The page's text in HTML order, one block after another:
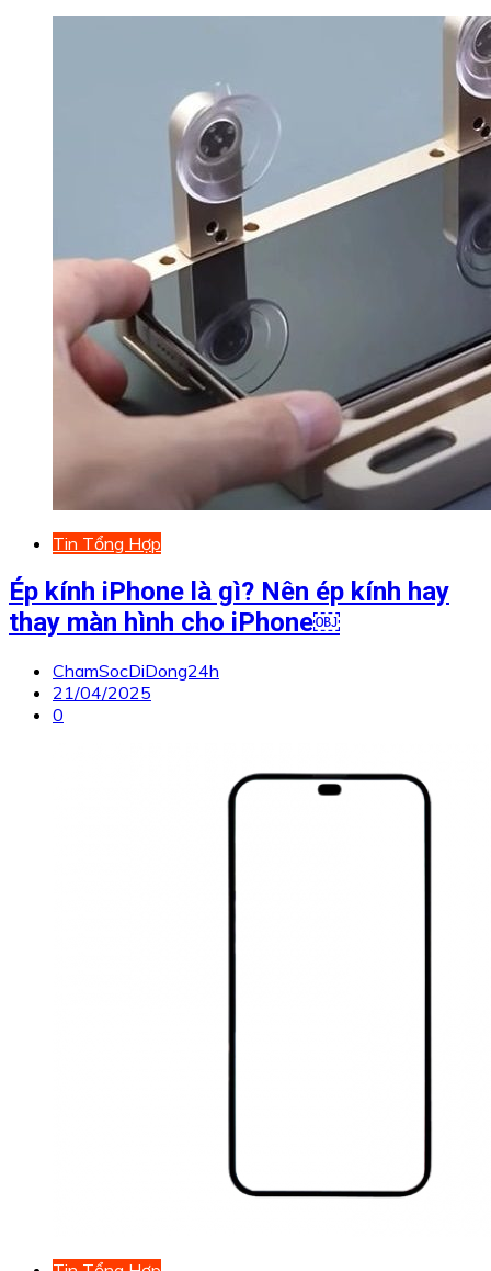
Tin Tổng Hợp
Ép kính iPhone là gì? Nên ép kính hay
thay màn hình cho iPhone￼
ChamSocDiDong24h
21/04/2025
0